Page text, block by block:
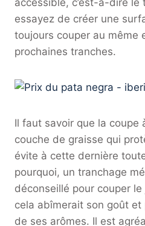
accessible, c’est-à-dire
essayez de créer une
toujours couper au même
prochaines tranches.
Il faut savoir que la coupe
couche de graisse qui
évite à cette dernière
pourquoi, un tranchage
déconseillé pour couper
cela abîmerait son goût
de ses arômes. Il est